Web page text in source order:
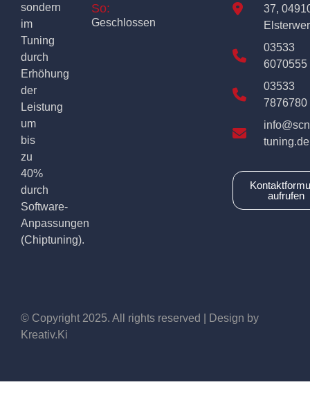
sondern
im
Tuning
durch
Erhöhung
der
Leistung
um
bis
zu
40%
durch
Software-
Anpassungen
(Chiptuning).
So:
Geschlossen
37,
03533
6070555
03533
7876780
tuning.de
aufrufen
© Copyright 2025. All rights reserved | Design by
Kreativ.Ki